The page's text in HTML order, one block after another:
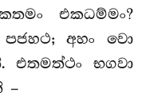
එකධම්මං?
අහං වො
එතමත්ථං භගවා
–